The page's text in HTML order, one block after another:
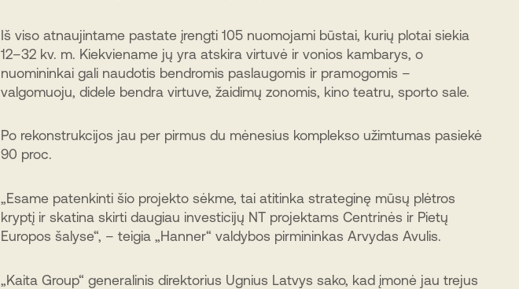
Iš viso atnaujintame pastate įrengti 105 nuomojami būstai, kurių plotai siekia
12–32 kv. m. Kiekviename jų yra atskira virtuvė ir vonios kambarys, o
nuomininkai gali naudotis bendromis paslaugomis ir pramogomis –
valgomuoju, didele bendra virtuve, žaidimų zonomis, kino teatru, sporto sale.
Po rekonstrukcijos jau per pirmus du mėnesius komplekso užimtumas pasiekė
90 proc.
„Esame patenkinti šio projekto sėkme, tai atitinka strateginę mūsų plėtros
kryptį ir skatina skirti daugiau investicijų NT projektams Centrinės ir Pietų
Europos šalyse“, – teigia „Hanner“ valdybos pirmininkas Arvydas Avulis.
„Kaita Group“ generalinis direktorius Ugnius Latvys sako, kad įmonė jau trejus